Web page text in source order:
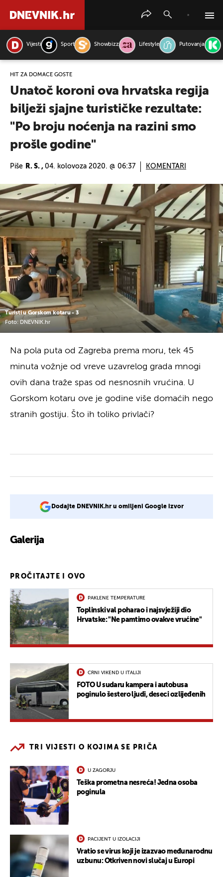
Vijesti Sport Showbizz Lifestyle Putovanja
HIT ZA DOMAĆE GOSTE
Unatoč koroni ova hrvatska regija
bilježi sjajne turističke rezultate:
"Po broju noćenja na razini smo
prošle godine"
Piše R. S. , 04. kolovoza 2020. @ 06:37 KOMENTARI
Turisti u Gorskom kotaru - 3
Foto: DNEVNIK.hr
Na pola puta od Zagreba prema moru, tek 45
minuta vožnje od vreve uzavrelog grada mnogi
ovih dana traže spas od nesnosnih vrućina. U
Gorskom kotaru ove je godine više domaćih nego
stranih gostiju. Što ih toliko privlači?
Dodajte DNEVNIK.hr u omiljeni Google izvor
Galerija
PROČITAJTE I OVO
PAKLENE TEMPERATURE
Toplinski val poharao i najsvježiji dio
Hrvatske: "Ne pamtimo ovakve vrućine"
CRNI VIKEND U ITALIJI
FOTO U sudaru kampera i autobusa
poginulo šestero ljudi, deseci ozlijeđenih
TRI VIJESTI O KOJIMA SE PRIČA
U ZAGORJU
Teška prometna nesreća! Jedna osoba
poginula
PACIJENT U IZOLACIJI
Vratio se virus koji je izazvao međunarodnu
uzbunu: Otkriven novi slučaj u Europi
PRETRAŽITE VIJESTI